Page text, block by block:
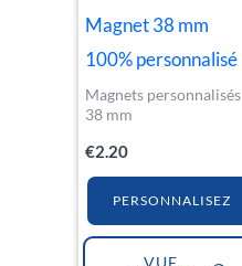
Magnet 38 mm
100% personnalisé
Magnets personnalisés
38 mm
€2.20
PERSONNALISEZ
VUE